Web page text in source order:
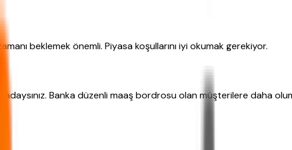
beklemek önemli. Piyasa koşullarını iyi okumak gerekiyor.
Banka düzenli maaş bordrosu olan müşterilere daha